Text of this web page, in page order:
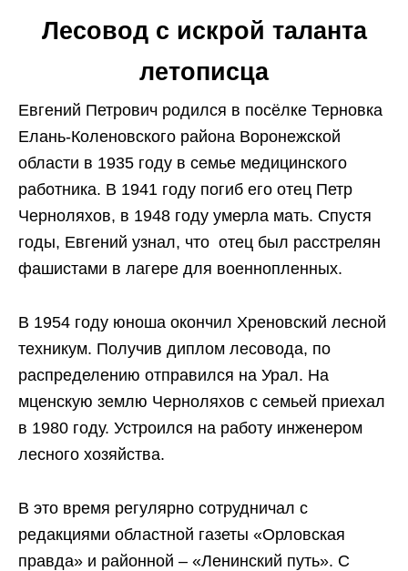
Лесовод с искрой таланта
летописца
Евгений Петрович родился в посёлке Терновка
Елань-Коленовского района Воронежской
области в 1935 году в семье медицинского
работника. В 1941 году погиб его отец Петр
Черноляхов, в 1948 году умерла мать. Спустя
годы, Евгений узнал, что отец был расстрелян
фашистами в лагере для военнопленных.
В 1954 году юноша окончил Хреновский лесной
техникум. Получив диплом лесовода, по
распределению отправился на Урал. На
мценскую землю Черноляхов с семьей приехал
в 1980 году. Устроился на работу инженером
лесного хозяйства.
В это время регулярно сотрудничал с
редакциями областной газеты «Орловская
правда» и районной – «Ленинский путь». С